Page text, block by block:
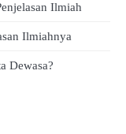
Ilmiah
Ilmiahnya
Dewasa?